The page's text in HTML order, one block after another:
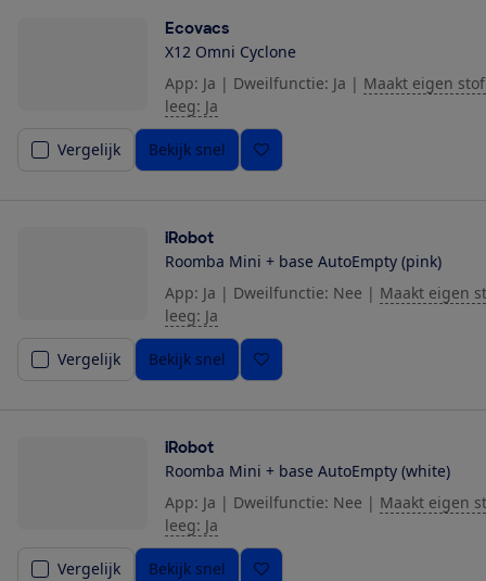
Ecovacs
X12 Omni Cyclone
App: Ja | Dweilfunctie: Ja | Maakt eigen
leeg: Ja
Vergelijk Bekijk snel
iRobot
Roomba Mini + base AutoEmpty (pink)
App: Ja | Dweilfunctie: Nee | Maakt eigen
leeg: Ja
Vergelijk Bekijk snel
iRobot
Roomba Mini + base AutoEmpty (white)
App: Ja | Dweilfunctie: Nee | Maakt eigen
leeg: Ja
Vergelijk Bekijk snel